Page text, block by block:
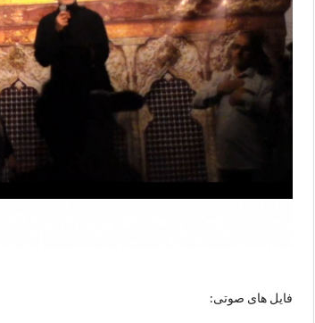
فایل های صوتی: